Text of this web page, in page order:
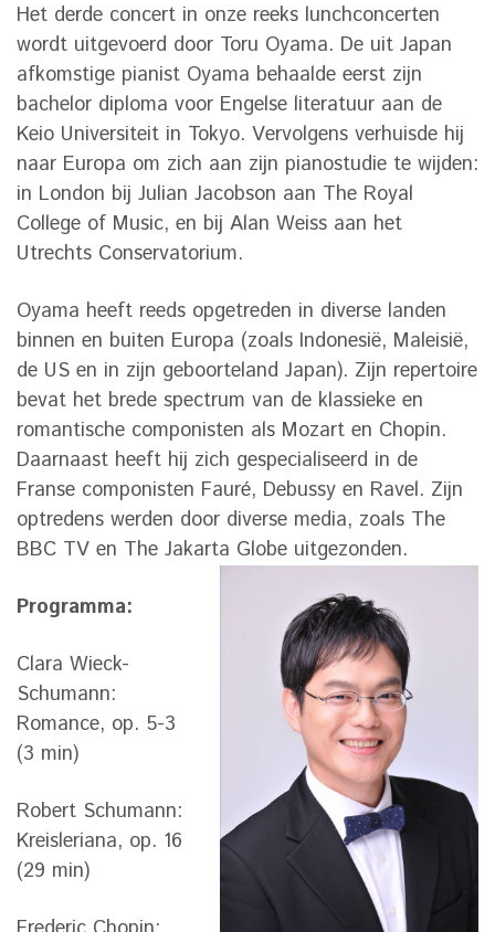
Het derde concert in onze reeks lunchconcerten
wordt uitgevoerd door Toru Oyama. De uit Japan
afkomstige pianist Oyama behaalde eerst zijn
bachelor diploma voor Engelse literatuur aan de
Keio Universiteit in Tokyo. Vervolgens verhuisde hij
naar Europa om zich aan zijn pianostudie te wijden:
in London bij Julian Jacobson aan The Royal
College of Music, en bij Alan Weiss aan het
Utrechts Conservatorium.
Oyama heeft reeds opgetreden in diverse landen
binnen en buiten Europa (zoals Indonesië, Maleisië,
de US en in zijn geboorteland Japan). Zijn repertoire
bevat het brede spectrum van de klassieke en
romantische componisten als Mozart en Chopin.
Daarnaast heeft hij zich gespecialiseerd in de
Franse componisten Fauré, Debussy en Ravel. Zijn
optredens werden door diverse media, zoals The
BBC TV en The Jakarta Globe uitgezonden.
Programma:
Clara Wieck-
Schumann:
Romance, op. 5-3
(3 min)
Robert Schumann:
Kreisleriana, op. 16
(29 min)